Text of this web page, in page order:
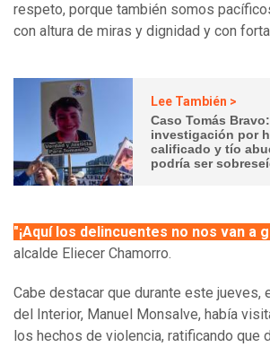
respeto, porque también somos
con altura de miras y dignidad y con
Lee También >
Caso Tomás
investigación por
calificado y tío
podría ser
"¡Aquí los delincuentes no nos van a
alcalde Eliecer Chamorro.
Cabe destacar que durante este jueves,
del Interior, Manuel Monsalve, había
los hechos de violencia, ratificando que